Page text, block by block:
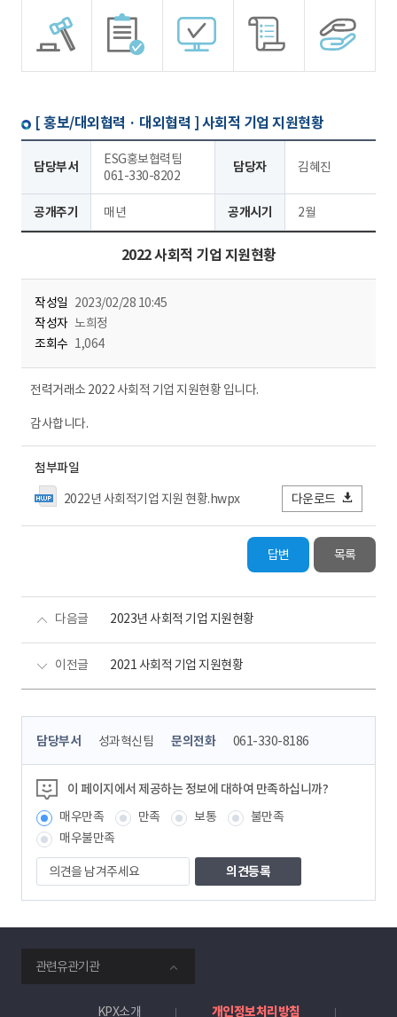
[ 홍보/대외협력 · 대외협력 ] 사회적 기업 지원현황
담당부서
ESG홍보협력팀
061-330-8202
담당자 김혜진
공개주기 매년 공개시기 2월
2022 사회적 기업 지원현황
작성일 2023/02/28 10:45
작성자 노희정
조회수 1,064
전력거래소 2022 사회적 기업 지원현황 입니다.
감사합니다.
첨부파일
2022년 사회적기업 지원 현황.hwpx
다운로드
답변 목록
다음글 2023년 사회적 기업 지원현황
이전글 2021 사회적 기업 지원현황
콘
츠
정
보
책
임
자
담당부서 성과혁신팀 문의전화 061-330-8186
이 페이지에서 제공하는 정보에 대하여 만족하십니까?
매우만족
만족 보통
불만족
매우불만족
의
견
을
겨
주
세
요
관련유관기관
KPX소개 개인정보처리방침